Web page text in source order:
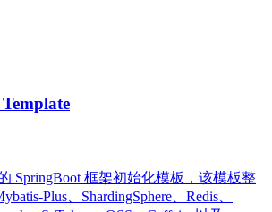
SpringBoot 框架初始化模板，该模板整
Plus、ShardingSphere、Redis、